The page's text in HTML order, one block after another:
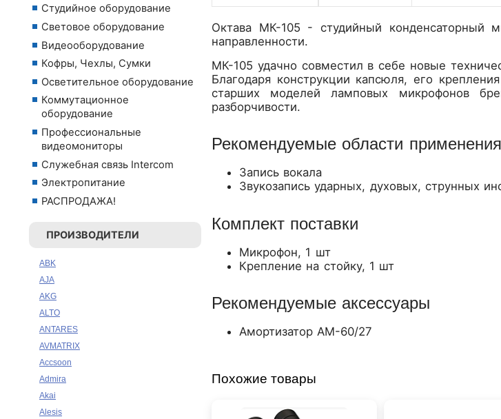
Студийное оборудование
Световое оборудование
Видеооборудование
Кофры, Чехлы, Сумки
Осветительное оборудование
Коммутационное
оборудование
Профессиональные
видеомониторы
Служебная связь Intercom
Электропитание
РАСПРОДАЖА!
ПРОИЗВОДИТЕЛИ
ABK
AJA
AKG
ALTO
ANTARES
AVMATRIX
Accsoon
Admira
Akai
Alesis
Октава МК-105 - студийный конденсаторный
направленности.
МК-105 удачно совместил в себе новые
Благодаря конструкции капсюля, его
старших моделей ламповых микрофонов
разборчивости.
Рекомендуемые области применения
Запись вокала
Звукозапись ударных, духовых, струнных
Комплект поставки
Микрофон, 1 шт
Крепление на стойку, 1 шт
Рекомендуемые аксессуары
Амортизатор АМ-60/27
Похожие товары